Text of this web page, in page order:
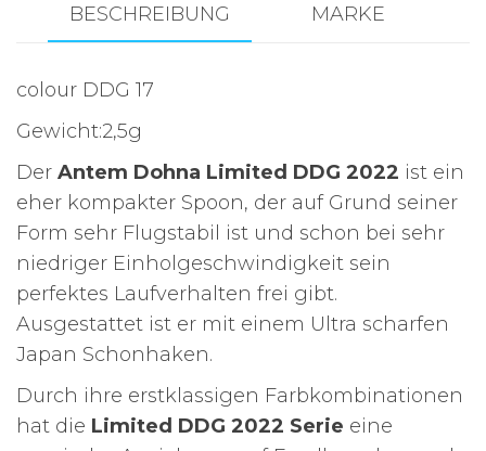
BESCHREIBUNG MARKE
colour DDG 17
Gewicht:2,5g
Der Antem Dohna Limited DDG 2022 ist ein
eher kompakter Spoon, der auf Grund seiner
Form sehr Flugstabil ist und schon bei sehr
niedriger Einholgeschwindigkeit sein
perfektes Laufverhalten frei gibt.
Ausgestattet ist er mit einem Ultra scharfen
Japan Schonhaken.
Durch ihre erstklassigen Farbkombinationen
hat die Limited DDG 2022 Serie eine